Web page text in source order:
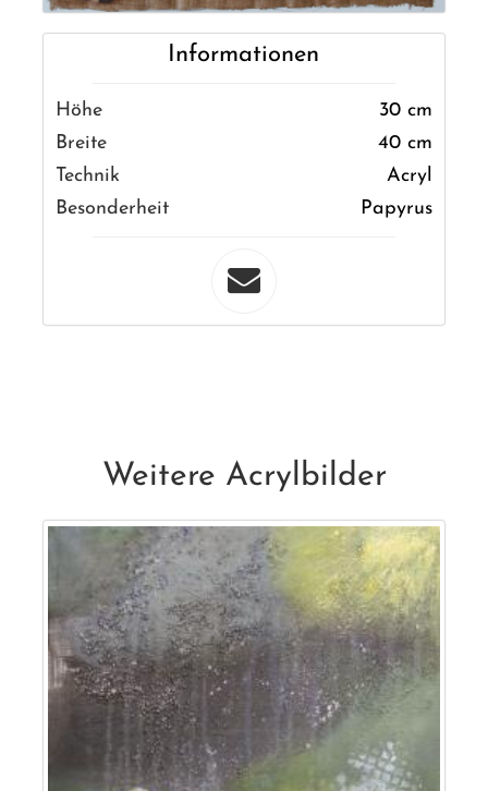
Informationen
Höhe
30 cm
Breite
40 cm
Technik
Acryl
Besonderheit
Papyrus
Weitere Acrylbilder